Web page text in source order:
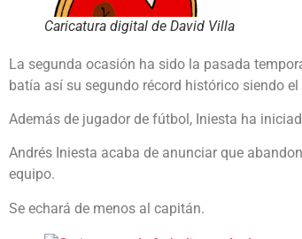
Caricatura digital de David Villa
La segunda ocasión ha sido la pasada
batía así su segundo récord histórico siendo
Además de jugador de fútbol, Iniesta ha
Andrés Iniesta acaba de anunciar que
equipo.
Se echará de menos al capitán.